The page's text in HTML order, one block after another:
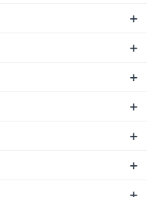
+
+
+
+
+
+